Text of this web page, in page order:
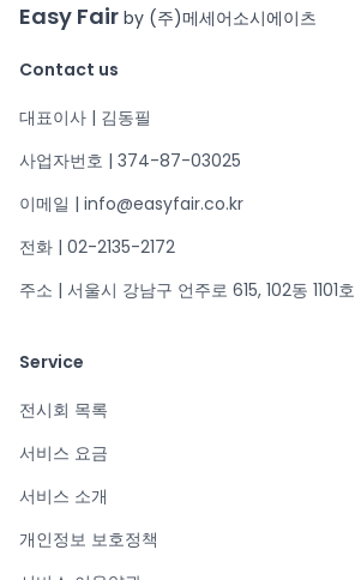
Easy Fair by (주)메세어소시에이츠
Contact us
대표이사 | 김동필
사업자번호 | 374-87-03025
이메일 | info@easyfair.co.kr
전화 | 02-2135-2172
주소 | 서울시 강남구 언주로 615, 102동 1101호
Service
전시회 목록
서비스 요금
서비스 소개
개인정보 보호정책